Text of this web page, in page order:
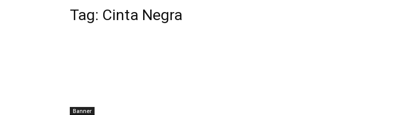
Tag: Cinta Negra
Banner